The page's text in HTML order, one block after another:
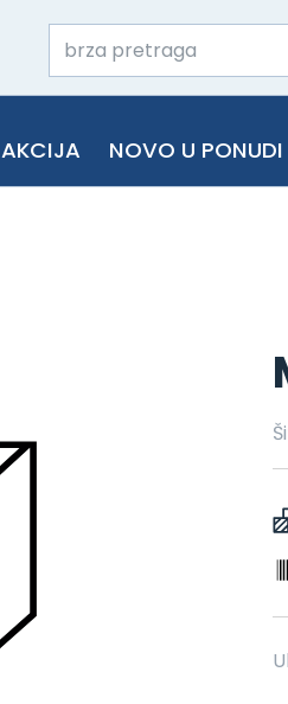
AKCIJA NOVO U PONUDI